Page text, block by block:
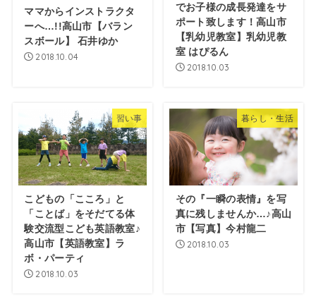
ママからインストラクタ
ーへ…!!高山市【バラン
スボール】 石井ゆか
2018.10.04
でお子様の成長発達をサ
ポート致します！高山市
【乳幼児教室】乳幼児教
室 はぴるん
2018.10.03
習い事
こどもの「こころ」と
「ことば」をそだてる体
験交流型こども英語教室♪
高山市【英語教室】ラ
ボ・パーティ
2018.10.03
暮らし・生活
その『一瞬の表情』を写
真に残しませんか…♪高山
市【写真】今村龍二
2018.10.03